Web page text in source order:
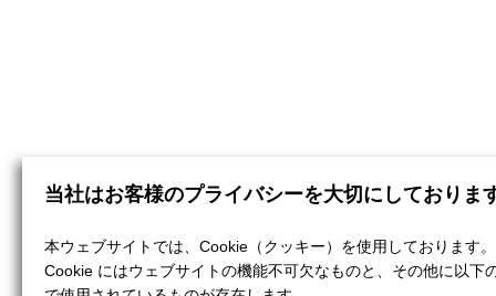
当社はお客様のプライバシーを大切にしておりま
本ウェブサイトでは、Cookie（クッキー）を使用しております。
Cookie にはウェブサイトの機能不可欠なものと、その他に以下